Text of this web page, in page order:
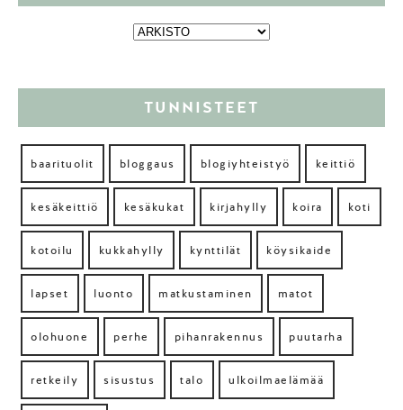
TUNNISTEET
baarituolit bloggaus blogiyhteistyö keittiö
kesäkeittiö kesäkukat kirjahylly koira koti
kotoilu kukkahylly kynttilät köysikaide
lapset luonto matkustaminen matot
olohuone perhe pihanrakennus puutarha
retkeily sisustus talo ulkoilmaelämää